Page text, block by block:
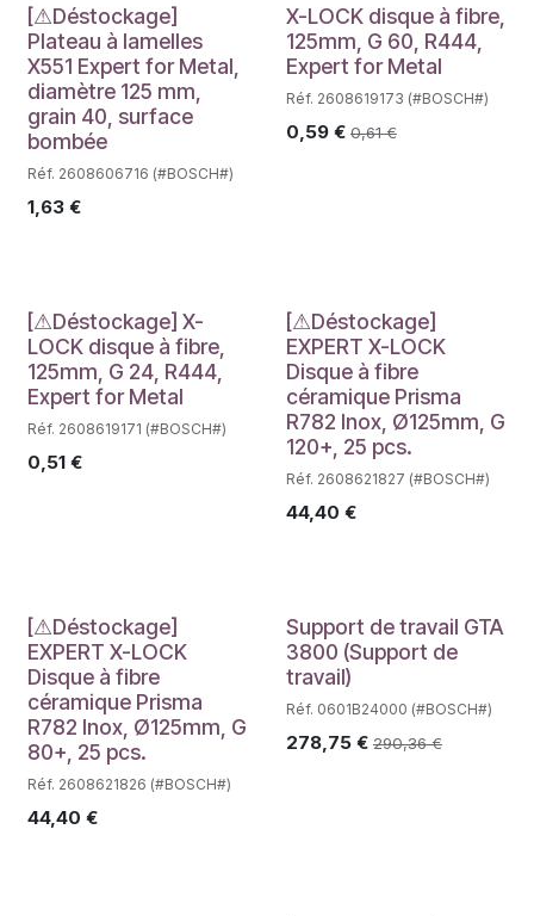
Déstockage
[⚠Déstockage]
Plateau à lamelles
X551 Expert for Metal,
diamètre 125 mm,
grain 40, surface
bombée
Réf. 2608606716 (#BOSCH#)
1,63 €
X-LOCK disque à fibre,
125mm, G 60, R444,
Expert for Metal
Réf. 2608619173 (#BOSCH#)
0,59€ 0,61€
Déstockage
[⚠Déstockage] X-
LOCK disque à fibre,
125mm, G 24, R444,
Expert for Metal
Réf. 2608619171 (#BOSCH#)
0,51 €
Déstockage
[⚠Déstockage]
EXPERT X-LOCK
Disque à fibre
céramique Prisma
R782 Inox, Ø125mm, G
120+, 25 pcs.
Réf. 2608621827 (#BOSCH#)
44,40 €
Déstockage
[⚠Déstockage]
EXPERT X-LOCK
Disque à fibre
céramique Prisma
R782 Inox, Ø125mm, G
80+, 25 pcs.
Réf. 2608621826 (#BOSCH#)
44,40 €
Support de travail GTA
3800 (Support de
travail)
Réf. 0601B24000 (#BOSCH#)
278,75€ 290,36€